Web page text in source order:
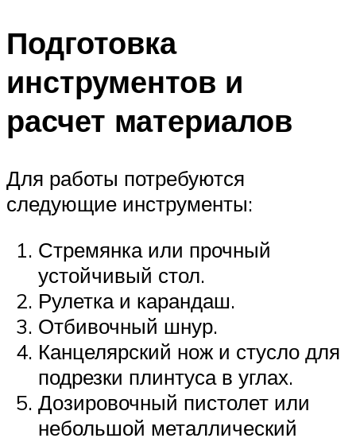
Подготовка
инструментов и
расчет материалов
Для работы потребуются
следующие инструменты:
Стремянка или прочный
устойчивый стол.
Рулетка и карандаш.
Отбивочный шнур.
Канцелярский нож и стусло для
подрезки плинтуса в углах.
Дозировочный пистолет или
небольшой металлический